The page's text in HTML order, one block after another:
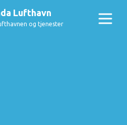
Lufthavn
og tjenester